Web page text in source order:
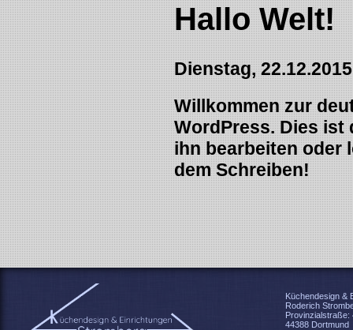
Hallo Welt!
Dienstag, 22.12.2015
Willkommen zur
WordPress. Dies ist
ihn bearbeiten oder
dem Schreiben!
Küchendesign &
Roderich
Provinzialstraße:
44388 Dortmund